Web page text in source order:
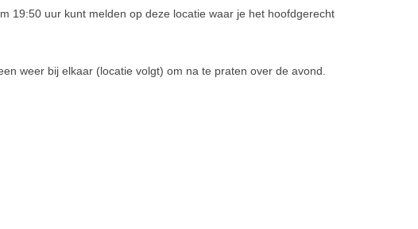
19:50 uur kunt melden op deze locatie waar je het hoofdgerecht
weer bij elkaar (locatie volgt) om na te praten over de avond.